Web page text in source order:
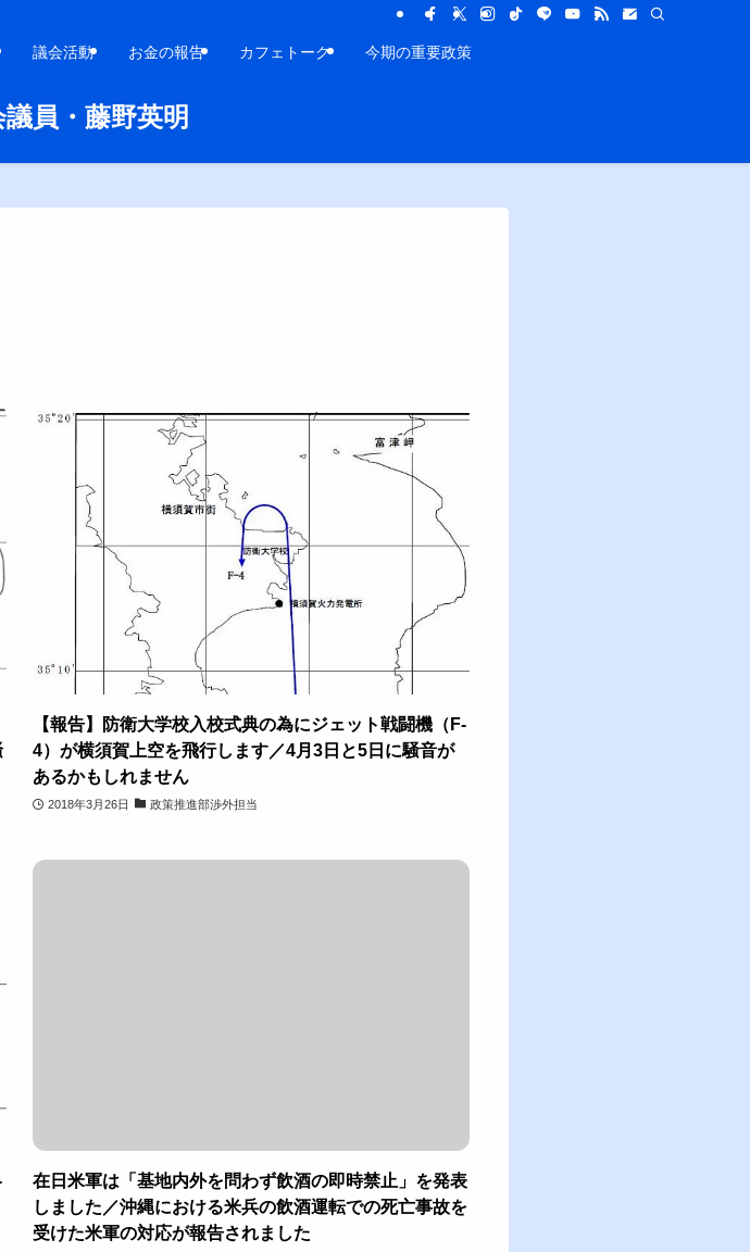
員・藤野英明
議会活動 お金の報告 カフェトーク 今期の重要政策
【報告】防衛大学校入校式典の為にジェット戦闘機（F-
4）が横須賀上空を飛行します／4月3日と5日に騒音が
あるかもしれません
2018年3月26日 政策推進部渉外担当
在日米軍は「基地内外を問わず飲酒の即時禁止」を発表
しました／沖縄における米兵の飲酒運転での死亡事故を
受けた米軍の対応が報告されました